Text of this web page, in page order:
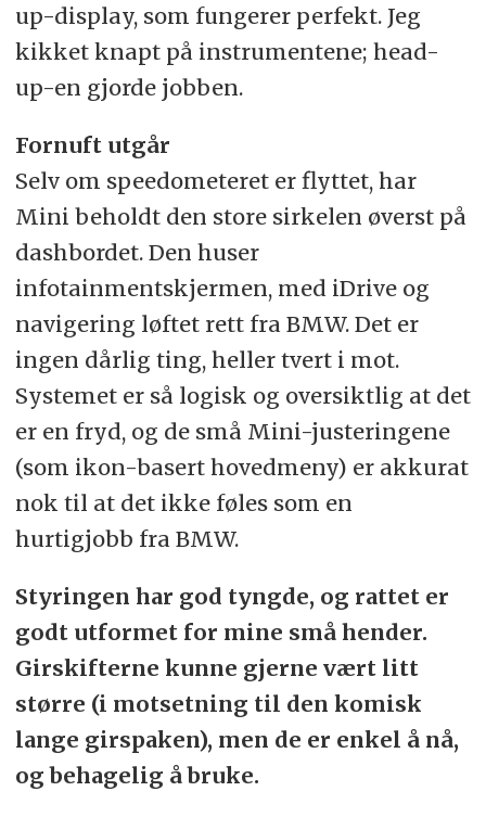
up-display, som fungerer perfekt. Jeg
kikket knapt på instrumentene; head-
up-en gjorde jobben.
Fornuft utgår
Selv om speedometeret er flyttet, har
Mini beholdt den store sirkelen øverst på
dashbordet. Den huser
infotainmentskjermen, med iDrive og
navigering løftet rett fra BMW. Det er
ingen dårlig ting, heller tvert i mot.
Systemet er så logisk og oversiktlig at det
er en fryd, og de små Mini-justeringene
(som ikon-basert hovedmeny) er akkurat
nok til at det ikke føles som en
hurtigjobb fra BMW.
Styringen har god tyngde, og rattet er
godt utformet for mine små hender.
Girskifterne kunne gjerne vært litt
større (i motsetning til den komisk
lange girspaken), men de er enkel å nå,
og behagelig å bruke.